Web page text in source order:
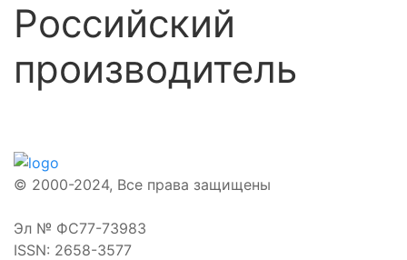
Российский
производитель
© 2000-2024, Все права защищены
Эл № ФС77-73983
ISSN: 2658-3577